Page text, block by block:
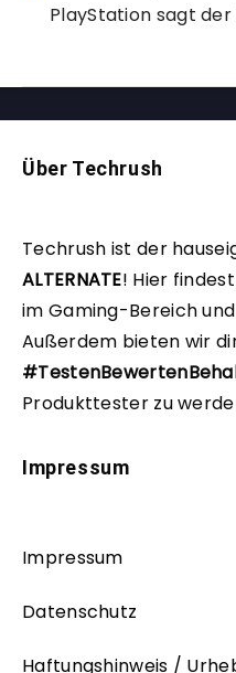
PlayStation sagt
Über Techrush
Techrush ist der
ALTERNATE! Hier
im Gaming-Bereich
Außerdem bieten wir
Produkttester zu
Impressum
Impressum
Datenschutz
Haftungshinweis /